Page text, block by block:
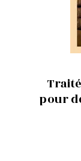
pour